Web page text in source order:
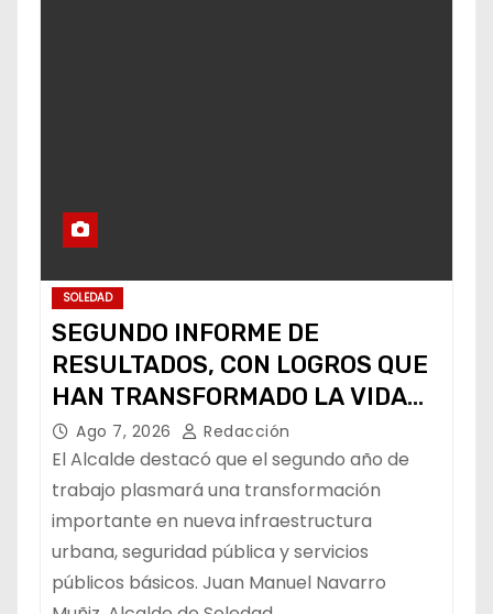
SOLEDAD
SEGUNDO INFORME DE
RESULTADOS, CON LOGROS QUE
HAN TRANSFORMADO LA VIDA
DE LOS SOLEDENSES: JUAN
MANUEL NAVARRO
Ago 7, 2026 Redacción
El Alcalde destacó que el segundo año de
trabajo plasmará una transformación
importante en nueva infraestructura
urbana, seguridad pública y servicios
públicos básicos. Juan Manuel Navarro